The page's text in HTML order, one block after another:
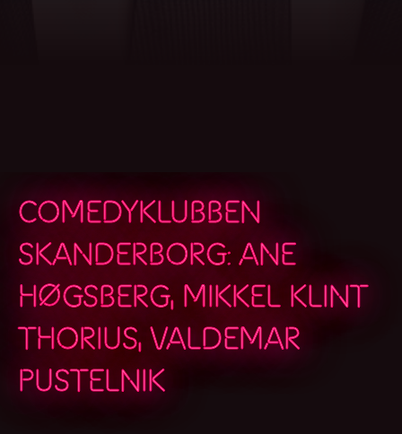
COMEDYKLUBBEN
SKANDERBORG: ANE
HØGSBERG, MIKKEL KLINT
THORIUS, VALDEMAR
PUSTELNIK